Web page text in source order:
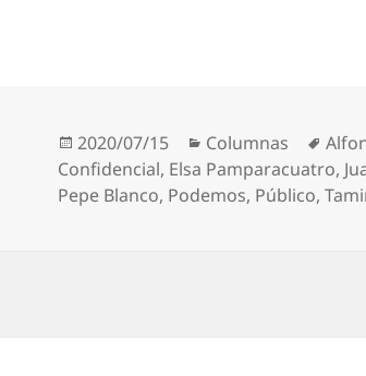
Publicado
el
2020/07/15 Categorías
Columnas
Confidencial, Elsa Pamparacuatro,
Pepe Blanco, Podemos, Público,